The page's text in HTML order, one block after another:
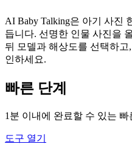
AI Baby Talking은 아기 사진
듭니다. 선명한 인물 사진을
뒤 모델과 해상도를 선택하
인하세요.
빠른 단계
1분 이내에 완료할 수 있는
도구 열기